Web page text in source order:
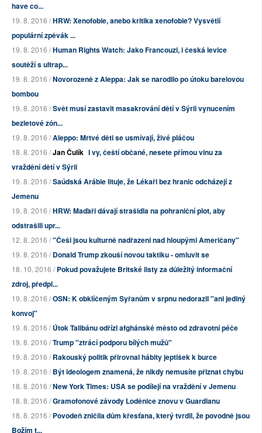
have co...
19. 8. 2016 /HRW: Xenofobie, anebo kritika xenofobie? Vysvětlí
populární zpěvák ...
19. 8. 2016 /Human Rights Watch: Jako Francouzi, i česká levice
soutěží s ultrap...
19. 8. 2016 /Novorozeně z Aleppa: Jak se narodilo po útoku barelovou
bombou
19. 8. 2016 /Svět musí zastavit masakrování dětí v Sýrii vynucením
bezletové zón...
19. 8. 2016 /Aleppo: Mrtvé děti se usmívají, živé pláčou
18. 8. 2016 /Jan Čulík I vy, čeští občané, nesete přímou vinu za
vraždění dětí v Sýrii
19. 8. 2016 /Saúdská Arábie lituje, že Lékaři bez hranic odcházejí z
Jemenu
19. 8. 2016 /HRW: Maďaři dávají strašidla na pohraniční plot, aby
odstrašili upr...
12. 8. 2016 /"Češi jsou kulturně nadřazeni nad hloupými Američany"
19. 8. 2016 /Donald Trump zkouší novou taktiku - omluvit se
18. 10. 2016 /Pokud považujete Britské listy za důležitý informační
zdroj, předpl...
19. 8. 2016 /OSN: K obklíčeným Syřanům v srpnu nedorazil "ani jediný
konvoj"
19. 8. 2016 /Útok Talibánu odřízl afghánské město od zdravotní péče
19. 8. 2016 /Trump "ztrácí podporu bílých mužů"
19. 8. 2016 /Rakouský politik přirovnal hábity jeptišek k burce
19. 8. 2016 /Být ideologem znamená, že nikdy nemusíte přiznat chybu
18. 8. 2016 /New York Times: USA se podílejí na vraždění v Jemenu
18. 8. 2016 /Gramofonové závody Loděnice znovu v Guardianu
18. 8. 2016 /Povodeň zničila dům křesťana, který tvrdil, že povodně jsou
Božím t...